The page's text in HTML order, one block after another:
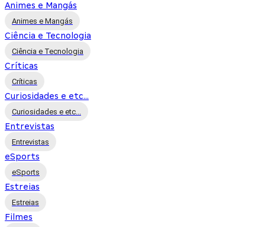
Animes e Mangás
Animes e Mangás
Ciência e Tecnologia
Ciência e Tecnologia
Críticas
Críticas
Curiosidades e etc...
Curiosidades e etc...
Entrevistas
Entrevistas
eSports
eSports
Estreias
Estreias
Filmes